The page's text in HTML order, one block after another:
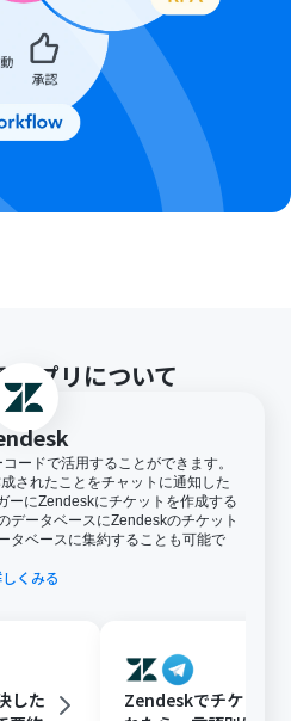
アプリについて
ードで活用することができます。
されたことをチャットに通知した
ーにZendeskにチケットを作成する
データベースにZendeskのチケット
タベースに集約することも可能で
くみる
した
Zendeskでチケット